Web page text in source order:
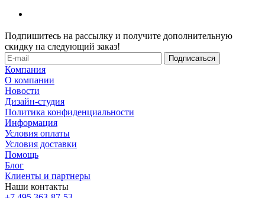
Подпишитесь на рассылку и получите дополнительную
скидку на следующий заказ!
Компания
О компании
Новости
Дизайн-студия
Политика конфиденциальности
Информация
Условия оплаты
Условия доставки
Помощь
Блог
Клиенты и партнеры
Наши контакты